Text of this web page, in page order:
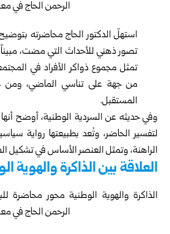
استهلّ الدكتور الحاج محاضرته بتوضيح
تصور ذهني للأحداث التي مضت، مبيناً
تمثل مجموع ذواكر الأفراد في
من جهة على تناسي الماضي، ومن
المستقبل.
وفي حديثه عن السردية الوطنية، أوضح
لتفسير الحاضر، وتُعد بطبيعتها رواية
الراهنة، وتمثل العنصر الأساس في تشكيل
العلاقة بين الذاكرة والهوية